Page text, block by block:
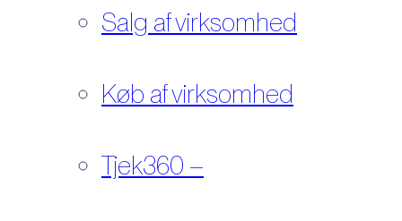
Salg af virksomhed
Køb af virksomhed
Tjek360 –